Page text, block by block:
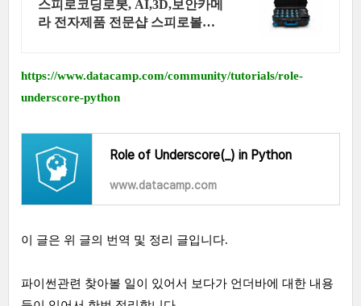
스피로코딩로봇, AI,3D,보안카메
라 전자제품 전문샵 스피로볼트
https://www.datacamp.com/community/tutorials/role-
underscore-python
Role of Underscore(_) in Python
www.datacamp.com
이 글은 위 글의 번역 및 정리 글입니다.
파이썬관련 찾아볼 일이 있어서 보다가 언더바에 대한 내용